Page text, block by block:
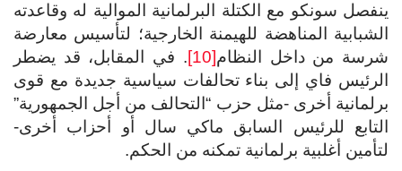
سونكو مع الكتلة البرلمانية الموالية له وقاعدته
المناهضة للهيمنة الخارجية؛ لتأسيس معارضة
من داخل النظام[10]
. في المقابل، قد يضطر
فاي إلى بناء تحالفات سياسية جديدة مع قوى
أخرى -مثل حزب “التحالف من أجل الجمهورية”
للرئيس السابق ماكي سال أو أحزاب أخرى-
أغلبية برلمانية تمكنه من الحكم.